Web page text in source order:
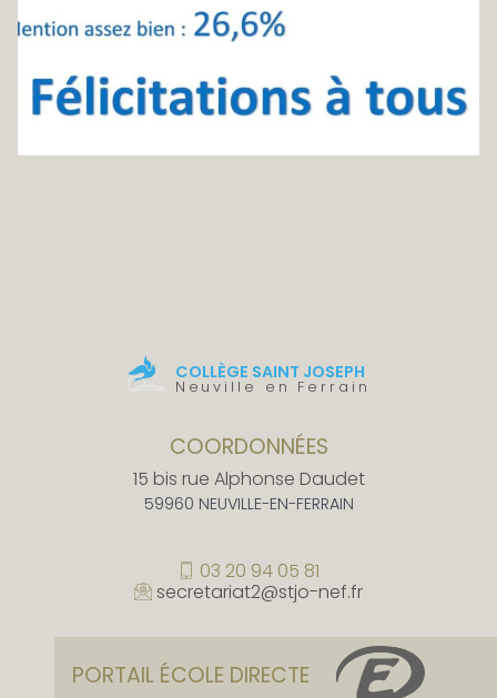
COLLÈGE SAINT JOSEPH
Neuville en Ferrain
COORDONNÉES
15 bis rue Alphonse Daudet
59960 NEUVILLE-EN-FERRAIN
03 20 94 05 81
secretariat2@stjo-nef.fr
PORTAIL ÉCOLE DIRECTE